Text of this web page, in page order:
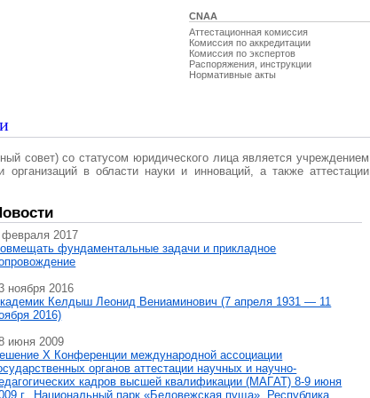
CNAA
Аттестационная комиссия
Комиссия по аккредитации
Комиссия по экспертов
Распоряжения, инструкции
Нормативные акты
совет) со статусом юридического лица является учреждением
организаций в области науки и инноваций, а также аттестации
февраля 2017
фундаментальные задачи и прикладное
ноября 2016
Келдыш Леонид Вениаминович (7 апреля 1931 — 11
2016)
июня 2009
X Конференции международной ассоциации
органов аттестации научных и научно-
кадров высшей квалификации (МАГAT) 8-9 июня
г., Национальный парк «Беловежская пуща», Республика